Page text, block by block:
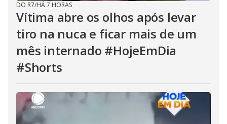
DO R7/HÁ 7 HORAS
Vítima abre os olhos após levar
tiro na nuca e ficar mais de um
mês internado #HojeEmDia
#Shorts